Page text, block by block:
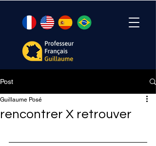
Post
rencontrer X retrouver
Guillaume Posé